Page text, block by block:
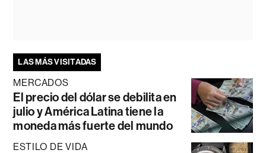
LAS MÁS VISITADAS
MERCADOS
El precio del dólar se debilita en
julio y América Latina tiene la
moneda más fuerte del mundo
ESTILO DE VIDA